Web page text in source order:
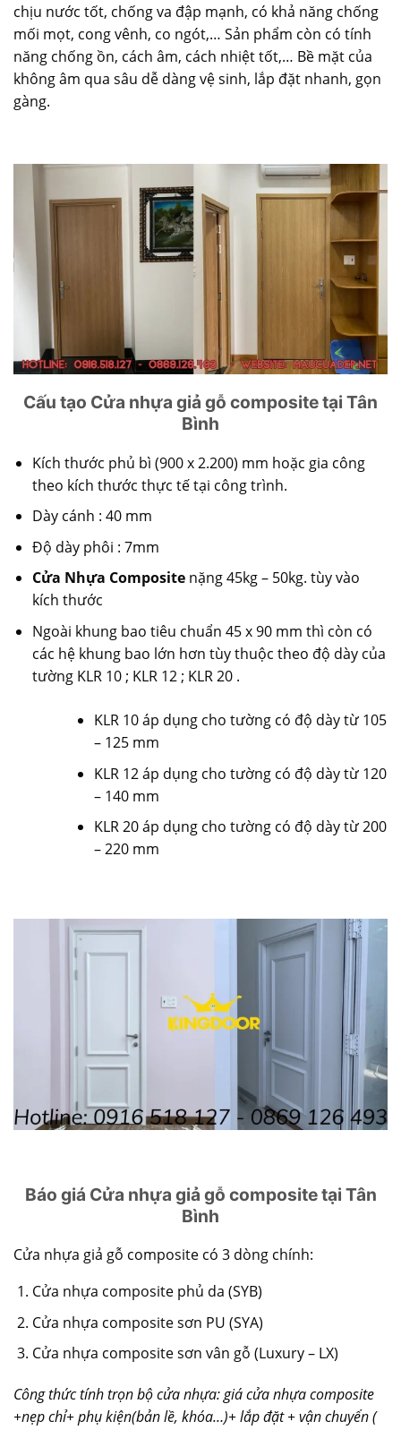
chịu nước tốt, chống va đập mạnh, có khả năng chống
mối mọt, cong vênh, co ngót,… Sản phẩm còn có tính
năng chống ồn, cách âm, cách nhiệt tốt,… Bề mặt của
không âm qua sâu dễ dàng vệ sinh, lắp đặt nhanh, gọn
gàng.
Cấu tạo Cửa nhựa giả gỗ composite tại Tân
Bình
Kích thước phủ bì (900 x 2.200) mm hoặc gia công
theo kích thước thực tế tại công trình.
Dày cánh : 40 mm
Độ dày phôi : 7mm
Cửa Nhựa Composite nặng 45kg – 50kg. tùy vào
kích thước
Ngoài khung bao tiêu chuẩn 45 x 90 mm thì còn có
các hệ khung bao lớn hơn tùy thuộc theo độ dày của
tường KLR 10 ; KLR 12 ; KLR 20 .
KLR 10 áp dụng cho tường có độ dày từ 105
– 125 mm
KLR 12 áp dụng cho tường có độ dày từ 120
– 140 mm
KLR 20 áp dụng cho tường có độ dày từ 200
– 220 mm
Báo giá Cửa nhựa giả gỗ composite tại Tân
Bình
Cửa nhựa giả gỗ composite có 3 dòng chính:
Cửa nhựa composite phủ da (SYB)
Cửa nhựa composite sơn PU (SYA)
Cửa nhựa composite sơn vân gỗ (Luxury – LX)
Công thức tính trọn bộ cửa nhựa: giácửa nhựa composite
+nẹp chỉ+ phụ kiện(bản lề, khóa…)+ lắp đặt + vận chuyển (